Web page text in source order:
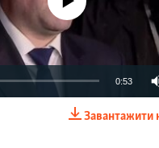
0:53
Завантажити